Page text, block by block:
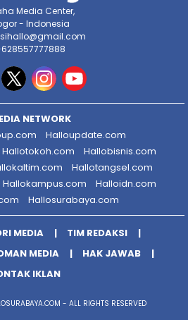
Media Center,
- Indonesia
NETWORK
Halloupdate.com
Hallotokoh.com
Hallobisnis.com
Hallotangsel.com
Hallokampus.com
Halloidn.com
Hallosurabaya.com
MEDIA
TIM REDAKSI
MEDIA
HAK JAWAB
IKLAN
- ALL RIGHTS RESERVED